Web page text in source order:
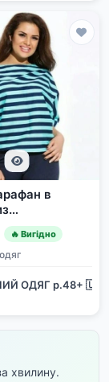
в
🔥 Вигідно
ОДЯГ р.48+ 🇺🇦
хвилину.